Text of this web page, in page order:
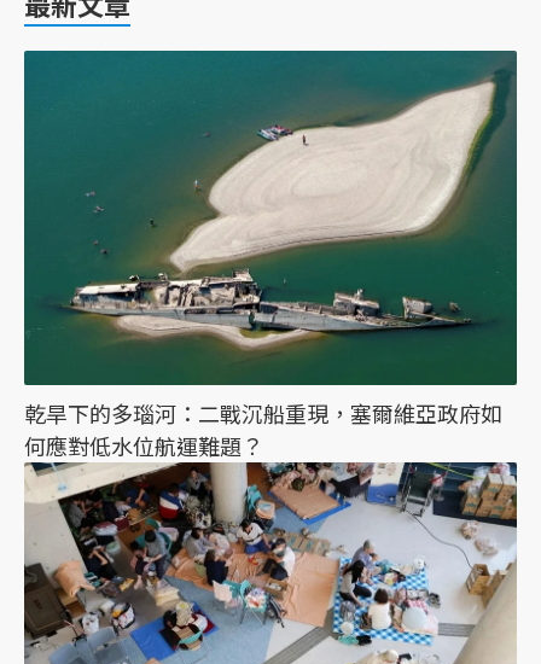
乾旱下的多瑙河：二戰沉船重現，塞爾維亞政府如
何應對低水位航運難題？